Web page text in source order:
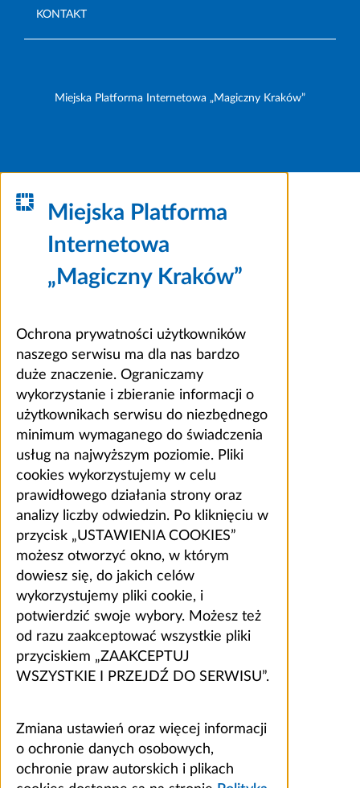
KONTAKT
Miejska Platforma Internetowa „Magiczny Kraków”
Miejska Platforma
Internetowa
„Magiczny Kraków”
Ochrona prywatności użytkowników
naszego serwisu ma dla nas bardzo
duże znaczenie. Ograniczamy
wykorzystanie i zbieranie informacji o
użytkownikach serwisu do niezbędnego
minimum wymaganego do świadczenia
usług na najwyższym poziomie. Pliki
cookies wykorzystujemy w celu
prawidłowego działania strony oraz
analizy liczby odwiedzin. Po kliknięciu w
przycisk „USTAWIENIA COOKIES”
możesz otworzyć okno, w którym
dowiesz się, do jakich celów
wykorzystujemy pliki cookie, i
potwierdzić swoje wybory. Możesz też
od razu zaakceptować wszystkie pliki
przyciskiem „ZAAKCEPTUJ
WSZYSTKIE I PRZEJDŹ DO SERWISU”.
Zmiana ustawień oraz więcej informacji
o ochronie danych osobowych,
ochronie praw autorskich i plikach